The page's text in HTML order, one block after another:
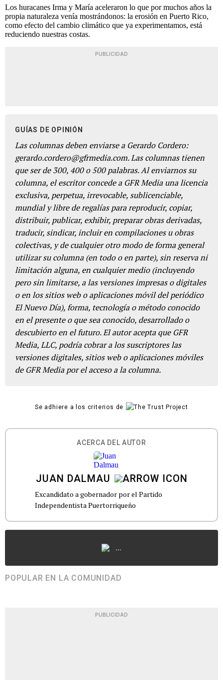
Los huracanes Irma y María aceleraron lo que por muchos años la
propia naturaleza venía mostrándonos: la erosión en Puerto Rico,
como efecto del cambio climático que ya experimentamos, está
reduciendo nuestras costas.
PUBLICIDAD
GUÍAS DE OPINIÓN
Las columnas deben enviarse a Gerardo Cordero:
gerardo.cordero@gfrmedia.com. Las columnas tienen
que ser de 300, 400 o 500 palabras. Al enviarnos su
columna, el escritor concede a GFR Media una licencia
exclusiva, perpetua, irrevocable, sublicenciable,
mundial y libre de regalías para reproducir, copiar,
distribuir, publicar, exhibir, preparar obras derivadas,
traducir, sindicar, incluir en compilaciones u obras
colectivas, y de cualquier otro modo de forma general
utilizar su columna (en todo o en parte), sin reserva ni
limitación alguna, en cualquier medio (incluyendo
pero sin limitarse, a las versiones impresas o digitales
o en los sitios web o aplicaciones móvil del periódico
El Nuevo Día), forma, tecnología o método conocido
en el presente o que sea conocido, desarrollado o
descubierto en el futuro. El autor acepta que GFR
Media, LLC, podría cobrar a los suscriptores las
versiones digitales, sitios web o aplicaciones móviles
de GFR Media por el acceso a la columna.
Se adhiere a los criterios de
ACERCA DEL AUTOR
JUAN DALMAU
Excandidato a gobernador por el Partido
Independentista Puertorriqueño
...
POPULAR EN LA COMUNIDAD
PUBLICIDAD